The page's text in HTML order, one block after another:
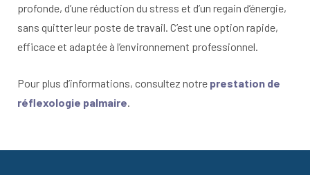
profonde, d’une réduction du stress et d’un regain d’énergie,
sans quitter leur poste de travail. C’est une option rapide,
efficace et adaptée à l’environnement professionnel.
Pour plus d’informations, consultez notre prestation de
réflexologie palmaire